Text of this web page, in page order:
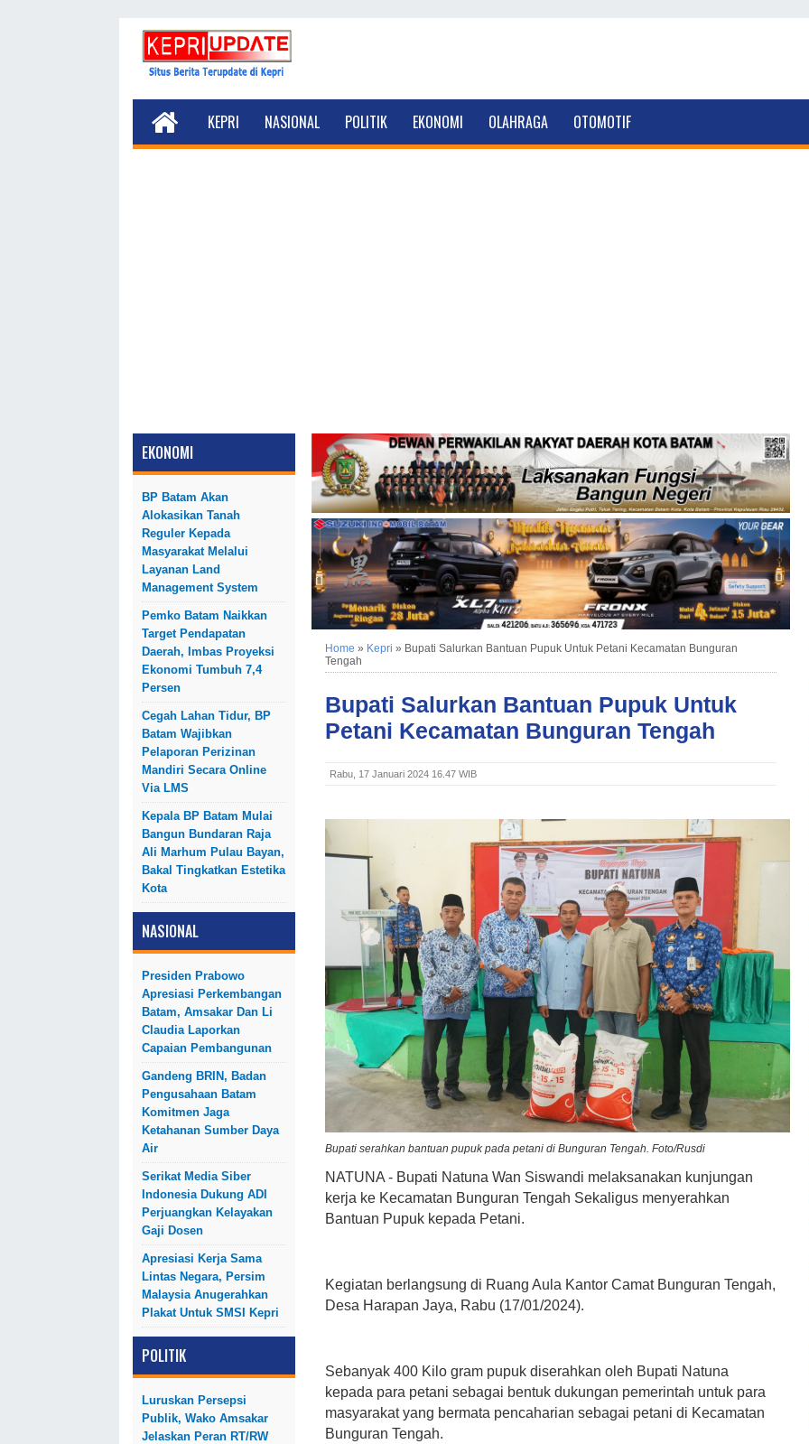
KEPRI NASIONAL POLITIK EKONOMI OLAHRAGA OTOMOTIF
EKONOMI
BP Batam Akan
Alokasikan Tanah
Reguler Kepada
Masyarakat Melalui
Layanan Land
Management System
Pemko Batam Naikkan
Target Pendapatan
Daerah, Imbas Proyeksi
Ekonomi Tumbuh 7,4
Persen
Cegah Lahan Tidur, BP
Batam Wajibkan
Pelaporan Perizinan
Mandiri Secara Online
Via LMS
Kepala BP Batam Mulai
Bangun Bundaran Raja
Ali Marhum Pulau Bayan,
Bakal Tingkatkan Estetika
Kota
NASIONAL
Presiden Prabowo
Apresiasi Perkembangan
Batam, Amsakar Dan Li
Claudia Laporkan
Capaian Pembangunan
Gandeng BRIN, Badan
Pengusahaan Batam
Komitmen Jaga
Ketahanan Sumber Daya
Air
Serikat Media Siber
Indonesia Dukung ADI
Perjuangkan Kelayakan
Gaji Dosen
Apresiasi Kerja Sama
Lintas Negara, Persim
Malaysia Anugerahkan
Plakat Untuk SMSI Kepri
POLITIK
Luruskan Persepsi
Publik, Wako Amsakar
Jelaskan Peran RT/RW
Home » Kepri » Bupati Salurkan Bantuan Pupuk Untuk Petani Kecamatan Bunguran
Tengah
Bupati Salurkan Bantuan Pupuk Untuk
Petani Kecamatan Bunguran Tengah
Rabu, 17 Januari 2024 16.47 WIB
Bupati serahkan bantuan pupuk pada petani di Bunguran Tengah. Foto/Rusdi
NATUNA - Bupati Natuna Wan Siswandi melaksanakan kunjungan
kerja ke Kecamatan Bunguran Tengah Sekaligus menyerahkan
Bantuan Pupuk kepada Petani.
Kegiatan berlangsung di Ruang Aula Kantor Camat Bunguran Tengah,
Desa Harapan Jaya, Rabu (17/01/2024).
Sebanyak 400 Kilo gram pupuk diserahkan oleh Bupati Natuna
kepada para petani sebagai bentuk dukungan pemerintah untuk para
masyarakat yang bermata pencaharian sebagai petani di Kecamatan
Bunguran Tengah.